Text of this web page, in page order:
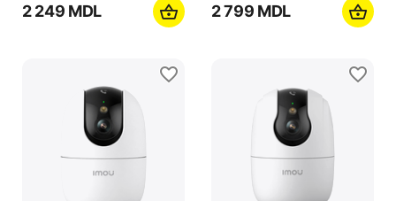
2 249 MDL 2 799 MDL